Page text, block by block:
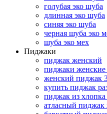
голубая эко шуба
длинная эко шуба
синяя эко шуба
черная шуба эко
шуба эко мех
Пиджаки
пиджак женский
пиджаки женские
женский пиджак
купить пиджак
пиджак из
атласный пиджак